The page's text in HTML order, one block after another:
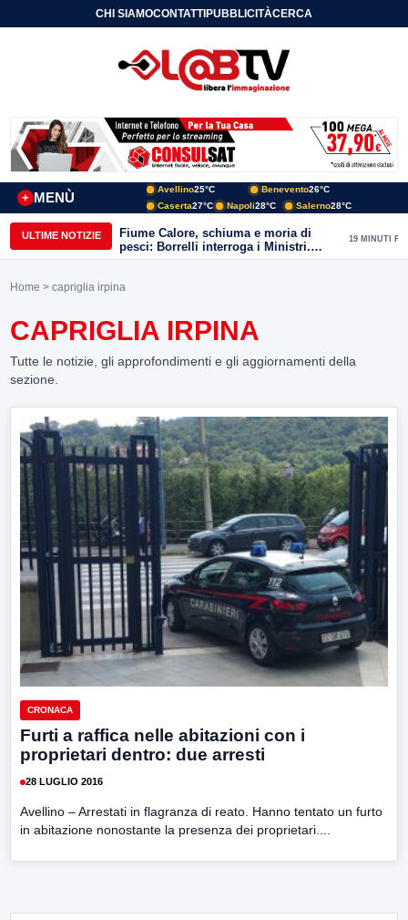
CHI SIAMOCONTATTIPUBBLICITÀCERCA
MENÙ
+
Avellino25°C Benevento26°C
Caserta27°C Napoli28°C Salerno28°C
ULTIME NOTIZIE
Fiume Calore, schiuma e moria di
pesci: Borrelli interroga i Ministri.
“Benevento paga l’assenza del
19 MINUTI FA
Home > capriglia irpina
CAPRIGLIA IRPINA
Tutte le notizie, gli approfondimenti e gli aggiornamenti della
sezione.
CRONACA
Furti a raffica nelle abitazioni con i
proprietari dentro: due arresti
28 LUGLIO 2016
Avellino – Arrestati in flagranza di reato. Hanno tentato un furto
in abitazione nonostante la presenza dei proprietari....